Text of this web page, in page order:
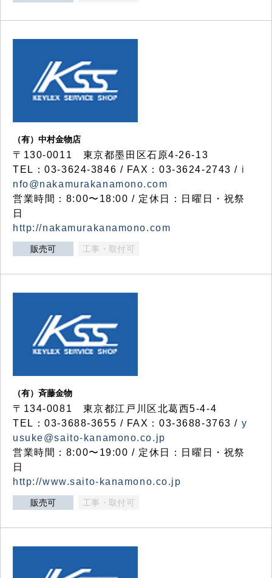
（有）中村金物店
〒130-0011 東京都墨田区石原4-26-13
TEL：03-3624-3846 / FAX：03-3624-2743 / i
nfo@nakamurakanamono.com
営業時間：8:00〜18:00 / 定休日：日曜日・祝祭
日
http://nakamurakanamono.com
販売可 工事・取付可
（有）斉藤金物
〒134-0081 東京都江戸川区北葛西5-4-4
TEL：03-3688-3655 / FAX：03-3688-3763 / y
usuke@saito-kanamono.co.jp
営業時間：8:00〜19:00 / 定休日：日曜日・祝祭
日
http://www.saito-kanamono.co.jp
販売可 工事・取付可